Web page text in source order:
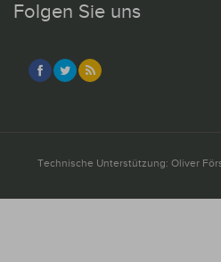
Folgen Sie uns
Technische Unterstützung: Oliver